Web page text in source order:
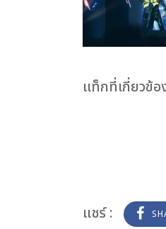
เเท็กที่เกี่ยวข้อ
แชร์ :